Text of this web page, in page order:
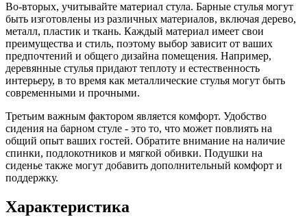
Во-вторых, учитывайте материал стула. Барные стулья могут
быть изготовлены из различных материалов, включая дерево,
металл, пластик и ткань. Каждый материал имеет свои
преимущества и стиль, поэтому выбор зависит от ваших
предпочтений и общего дизайна помещения. Например,
деревянные стулья придают теплоту и естественность
интерьеру, в то время как металлические стулья могут быть
современными и прочными.
Третьим важным фактором является комфорт. Удобство
сидения на барном стуле - это то, что может повлиять на
общий опыт ваших гостей. Обратите внимание на наличие
спинки, подлокотников и мягкой обивки. Подушки на
сиденье также могут добавить дополнительный комфорт и
поддержку.
Характеристика